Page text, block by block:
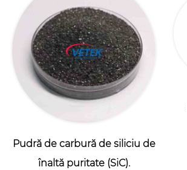
Pudră de carbură de siliciu de
înaltă puritate (SiC).